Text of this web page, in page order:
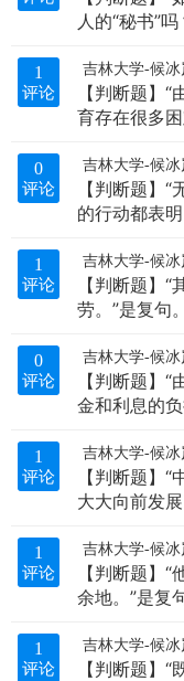
人的“秘书”吗
1
评论
吉林大学-候冰
【判断题】
育存在很多困
0
评论
吉林大学-候冰
【判断题】
的行动都表明
1
评论
吉林大学-候冰
【判断题】
劳。”是复句。
0
评论
吉林大学-候冰
【判断题】
金和利息的负
1
评论
吉林大学-候冰
【判断题】
大大向前发展
1
评论
吉林大学-候冰
【判断题】
余地。”是复
1
评论
吉林大学-候冰
【判断题】